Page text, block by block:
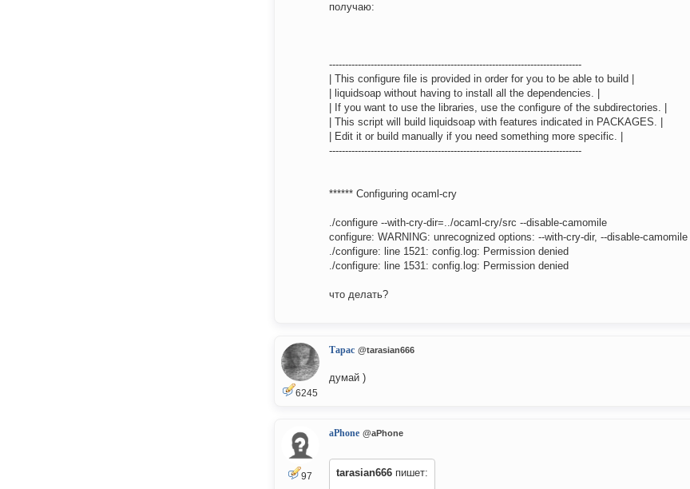
получаю:
-------------------------------------------------------------------------------
| This configure file is provided in order for you to be able to build |
| liquidsoap without having to install all the dependencies. |
| If you want to use the libraries, use the configure of the subdirectories. |
| This script will build liquidsoap with features indicated in PACKAGES. |
| Edit it or build manually if you need something more specific. |
-------------------------------------------------------------------------------
****** Configuring ocaml-cry
./configure --with-cry-dir=../ocaml-cry/src --disable-camomile
configure: WARNING: unrecognized options: --with-cry-dir, --disable-camomile
./configure: line 1521: config.log: Permission denied
./configure: line 1531: config.log: Permission denied
что делать?
6245
Тарас @tarasian666
думай )
97
aPhone @aPhone
tarasian666 пишет: